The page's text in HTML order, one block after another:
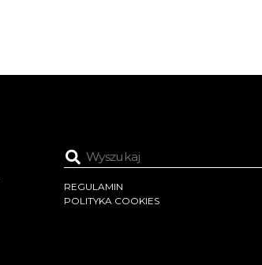
REGULAMIN
POLITYKA COOKIES